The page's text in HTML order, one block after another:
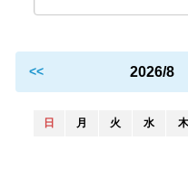
<< 2026/8
日 月 火 水 木